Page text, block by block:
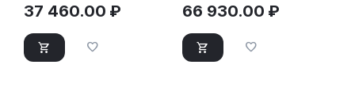
37 460.00 ₽ 66 930.00 ₽